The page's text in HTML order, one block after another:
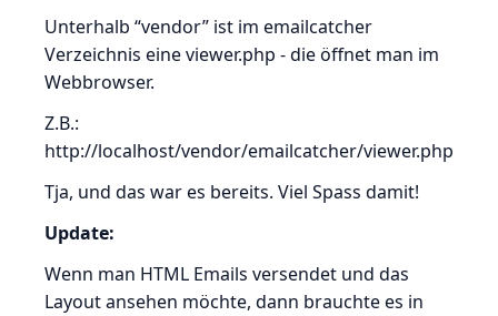
Unterhalb “vendor” ist im emailcatcher
Verzeichnis eine viewer.php - die öffnet man im
Webbrowser.
Z.B.:
http://localhost/vendor/emailcatcher/viewer.php
Tja, und das war es bereits. Viel Spass damit!
Update:
Wenn man HTML Emails versendet und das
Layout ansehen möchte, dann brauchte es in